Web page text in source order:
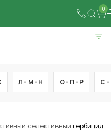
0
Л - М - Н О - П - Р С -
селективный гербицид